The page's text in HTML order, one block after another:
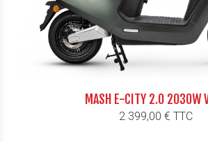
MASH E-CITY 2.0 2030W
Prix
2 399,00 € TTC